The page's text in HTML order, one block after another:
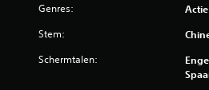
Genres: Actie
Stem:
Schermtalen: